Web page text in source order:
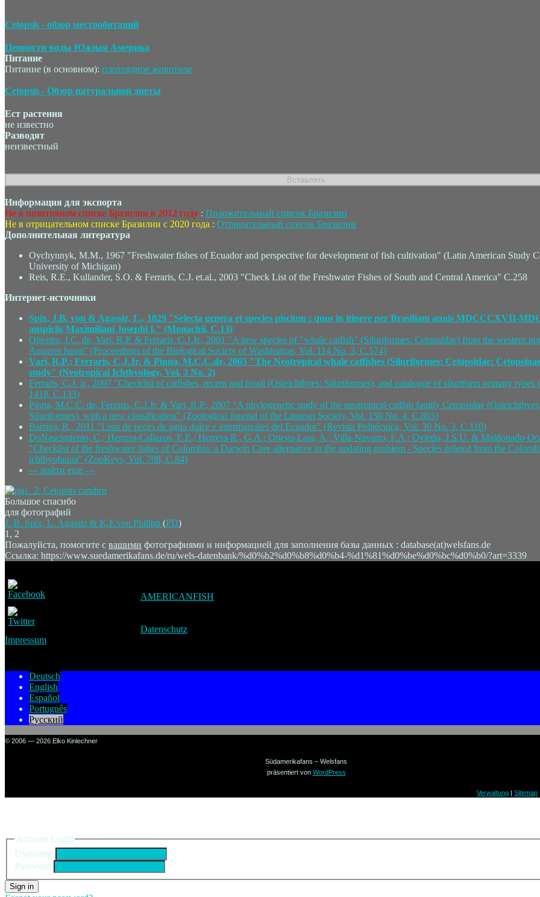
Cetopsis - обзор местообитаний
Ценности воды Южная Америка
Питание
Питание (в основном): плотоядное животное
Cetopsis - Обзор натуральной диеты
Ест растения
не известно
Разводят
неизвестный
Информация для экспорта
Не в позитивном списке Бразилии в 2012 году : Положительный список Бразилии
Не в отрицательном списке Бразилии с 2020 года : Отрицательный список Бразилии
Дополнительная литература
Oychynnyk, M.M., 1967 "Freshwater fishes of Ecuador and perspective for development of fish cultivation" (Latin American Study
University of Michigan)
Reis, R.E., Kullander, S.O. & Ferraris, C.J. et.al., 2003 "Check List of the Freshwater Fishes of South and Central America" C.258
Интернет-источники
Spix, J.B. von & Agassiz, L., 1829 "Selecta genera et species piscium : quos in itinere per Brasiliam annis MDCCCXVII-
auspiciis Maximiliani Josephi I." (Monachii, C.13)
Oliveira, J.C. de, Vari, R.P. & Ferraris, C.J.Jr., 2001 "A new species of "whale catfish" (Siluriformes: Cetopsidae) from the western
Amazon basin" (Proceedings of the Biological Society of Washington, Vol. 114 No. 3, C.574)
Vari, R.P.; Ferraris, C.J.Jr. & Pinna, M.C.C.de, 2005 "The Neotropical whale catfishes (Siluriformes: Cetopsidae:
study" (Neotropical Ichthyology, Vol. 3 No. 2)
Ferraris, C.J. jr., 2007 "Checklist of catfishes, recent and fossil (Osteichthyes: Siluriformes), and catalogue of siluriform primary
1418, C.133)
Pinna, M.C.C. de, Ferraris, C.J.Jr. & Vari, R.P., 2007 "A phylogenetic study of the neotropical catfish family Cetopsidae
Siluriformes), with a new classification" (Zoological Journal of the Linnean Society, Vol. 150 No. 4, C.803)
Barriga, R., 2011 "Lista de peces de agua dulce e intermareales del Ecuador" (Revista Politécnica, Vol. 30 No. 3, C.110)
DoNascimiento, C.; Herrera-Callazos, E.E.; Herrera-R., G.A.; Ortega-Lara, A.; Villa-Navarro, F.A.; Oviedo, J.S.U. & Maldonado-
"Checklist of the freshwater fishes of Colombia: a Darwin Core alternative to the updating problem - Species deleted from the
ichthyofauna" (ZooKeys, Vol. 708, C.84)
--- найти еще ---
Большое спасибо
для фотографий
J. B. Spix, L. Agassiz & K.F.von Philipp (PD)
1, 2
Пожалуйста, помогите с вашими фотографиями и информацией для заполнения базы данных : database(at)welsfans.de
Ссылка: https://www.suedamerikafans.de/ru/wels-datenbank/%d0%b2%d0%b8%d0%b4-%d1%81%d0%be%d0%bc%d0%b0/?art=3339
AMERICANFISH
Datenschutz
Impressum
Deutsch
English
Español
Português
Русский
© 2006 — 2026 Elko Kinlechner
Südamerikafans – Welsfans
präsentiert von WordPress
Verwaltung Sitemap
Account Login
Username
Password
Sign in